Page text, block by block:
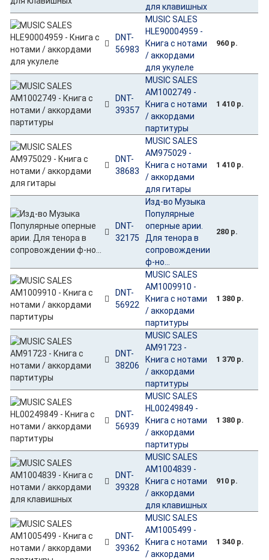
для клавишных
DNT-
56983
MUSIC SALES
HLE90004959 -
Книга с нотами
/ аккордами
для укулеле
960 р.
DNT-
39357
MUSIC SALES
AM1002749 -
Книга с нотами
/ аккордами
партитуры
1 410 р.
DNT-
38683
MUSIC SALES
AM975029 -
Книга с нотами
/ аккордами
для гитары
1 410 р.
DNT-
32175
Изд-во Музыка
Популярные
оперные арии.
Для тенора в
сопровождении
ф-но...
280 р.
DNT-
56922
MUSIC SALES
AM1009910 -
Книга с нотами
/ аккордами
партитуры
1 380 р.
DNT-
38206
MUSIC SALES
AM91723 -
Книга с нотами
/ аккордами
партитуры
1 370 р.
DNT-
56939
MUSIC SALES
HL00249849 -
Книга с нотами
/ аккордами
партитуры
1 380 р.
DNT-
39328
MUSIC SALES
AM1004839 -
Книга с нотами
/ аккордами
для клавишных
910 р.
DNT-
39362
MUSIC SALES
AM1005499 -
Книга с нотами
/ аккордами
1 340 р.